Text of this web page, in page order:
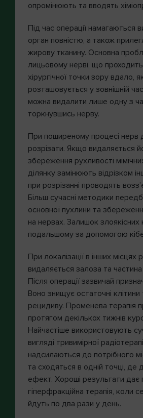
опромінюють та вводять
Під час операції намагаються
орган повністю, а також
жирову тканину. Основна
лицьовому нерві, що
хірургічної точки зору вдало,
розташовується у зовнішній
можна видалити лише одну з
торкнувшись нерву.
При поширеному процесі нерв
розрізати. Якщо видаляється
збереження рухливості
ділянку замінюють відрізком
при розрізанні проводять
Більш сучасні методики
основної пухлини та
на нервах. Залишок
подальшому за допомогою
При локалізації в інших місцях
видаляється залоза та
Після операції зазвичай
Воно знищує остаточні
рецидиву. Променева терапія
протягом декількох тижнів
Найчастіше використовують
вигляді тривимірної
надсилаються до потрібного
та сходяться в одній точці, де
ефект. Хороші результати дає
гіперфракційна терапія, коли
йдуть по два рази у день.